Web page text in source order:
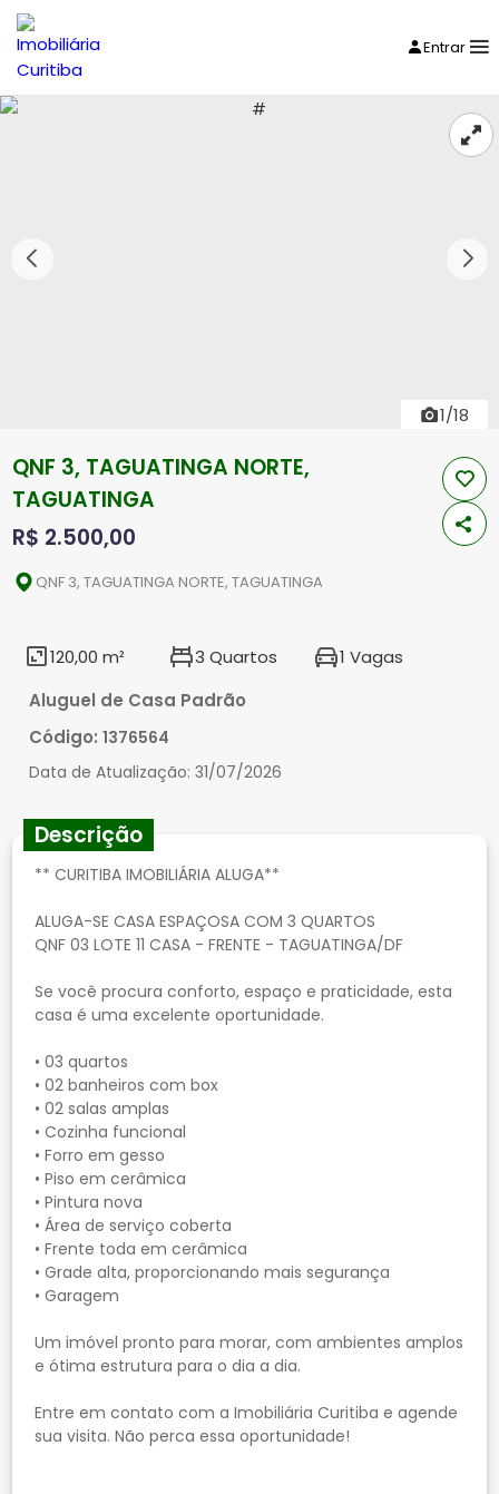
Entrar
1/18
QNF 3, TAGUATINGA NORTE,
TAGUATINGA
R$ 2.500,00
QNF 3, TAGUATINGA NORTE, TAGUATINGA
120,00 m² 3 Quartos
1 Vagas
Aluguel de Casa Padrão
Código: 1376564
Data de Atualização: 31/07/2026
Descrição
** CURITIBA IMOBILIÁRIA ALUGA**
ALUGA-SE CASA ESPAÇOSA COM 3 QUARTOS
QNF 03 LOTE 11 CASA - FRENTE - TAGUATINGA/DF
Se você procura conforto, espaço e praticidade, esta
casa é uma excelente oportunidade.
• 03 quartos
• 02 banheiros com box
• 02 salas amplas
• Cozinha funcional
• Forro em gesso
• Piso em cerâmica
• Pintura nova
• Área de serviço coberta
• Frente toda em cerâmica
• Grade alta, proporcionando mais segurança
• Garagem
Um imóvel pronto para morar, com ambientes amplos
e ótima estrutura para o dia a dia.
Entre em contato com a Imobiliária Curitiba e agende
sua visita. Não perca essa oportunidade!